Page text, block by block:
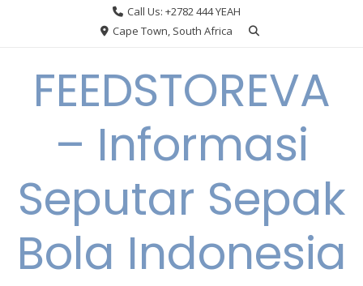
Call Us: +2782 444 YEAH
Cape Town, South Africa
FEEDSTOREVA
– Informasi
Seputar Sepak
Bola Indonesia